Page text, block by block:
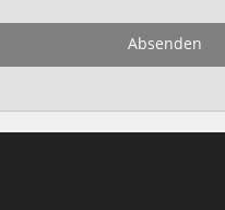
Absenden